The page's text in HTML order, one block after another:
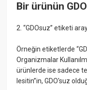
Bir ürünün
2. “GDOsuz” etiketi
Örneğin etiketlerde
Organizmalar
ürünlerde ise sadece
lesitin”in, GDO'suz